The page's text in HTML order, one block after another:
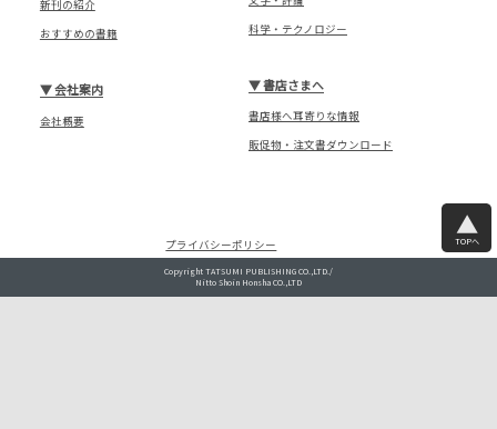
科学・テクノロジー
新刊の紹介
おすすめの書籍
▼書店さまへ
書店様へ耳寄りな情報
販促物・注文書ダウンロード
▼会社案内
会社概要
プライバシーポリシー TOPへ
Copyright TATSUMI PUBLISHING CO.,LTD./
Nitto Shoin Honsha CO.,LTD